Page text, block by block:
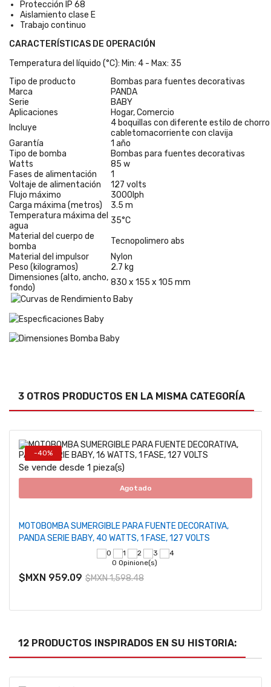
Protección IP 68
Aislamiento clase E
Trabajo continuo
CARACTERÍSTICAS DE OPERACIÓN
Temperatura del líquido (°C): Min: 4 - Max: 35
Tipo de producto
Bombas para fuentes decorativas
Marca
PANDA
Serie
BABY
Aplicaciones
Hogar, Comercio
Incluye
4 boquillas con diferente estilo de
cabletomacorriente con clavija
Garantía
1 año
Tipo de bomba
Bombas para fuentes decorativas
Watts
85 w
Fases de alimentación
1
Voltaje de alimentación
127 volts
Flujo máximo
3000lph
Carga máxima (metros)
3.5 m
Temperatura máxima del
agua
35°C
Material del cuerpo de
bomba
Tecnopolimero abs
Material del impulsor
Nylon
Peso (kilogramos)
2.7 kg
Dimensiones (alto, ancho,
fondo)
830 x 155 x 105 mm
3 OTROS PRODUCTOS EN LA MISMA CATEGORÍA
-40%
Se vende desde 1 pieza(s)
Agotado
MOTOBOMBA SUMERGIBLE PARA FUENTE DECORATIVA,
PANDA SERIE BABY, 40 WATTS, 1 FASE, 127 VOLTS
0 Opinione(s)
$MXN 959.09 $MXN 1,598.48
12 PRODUCTOS INSPIRADOS EN SU HISTORIA: